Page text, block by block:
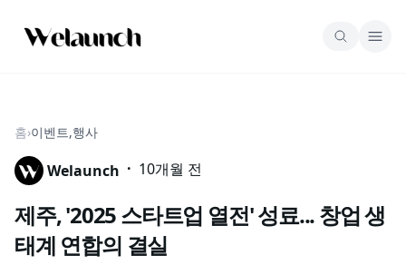
홈›이벤트,행사
Welaunch · 10개월 전
제주, '2025 스타트업 열전' 성료... 창업 생
태계 연합의 결실